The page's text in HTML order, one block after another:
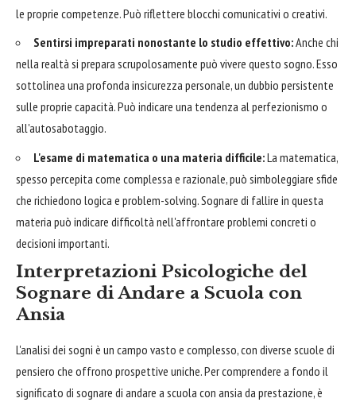
le proprie competenze. Può riflettere blocchi comunicativi o creativi.
Sentirsi impreparati nonostante lo studio effettivo:Anche chi
nella realtà si prepara scrupolosamente può vivere questo sogno. Esso
sottolinea una profonda insicurezza personale, un dubbio persistente
sulle proprie capacità. Può indicare una tendenza al perfezionismo o
all'autosabotaggio.
L'esame di matematica o una materia difficile:La matematica,
spesso percepita come complessa e razionale, può simboleggiare sfide
che richiedono logica e problem-solving. Sognare di fallire in questa
materia può indicare difficoltà nell'affrontare problemi concreti o
decisioni importanti.
Interpretazioni Psicologiche del
Sognare di Andare a Scuola con
Ansia
L'analisi dei sogni è un campo vasto e complesso, con diverse scuole di
pensiero che offrono prospettive uniche. Per comprendere a fondo il
significato di sognare di andare a scuola con ansia da prestazione, è